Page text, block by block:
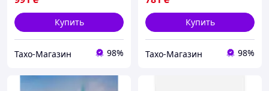
Купить
Тахо-Магазин 98%
Купить
Тахо-Магазин 98%